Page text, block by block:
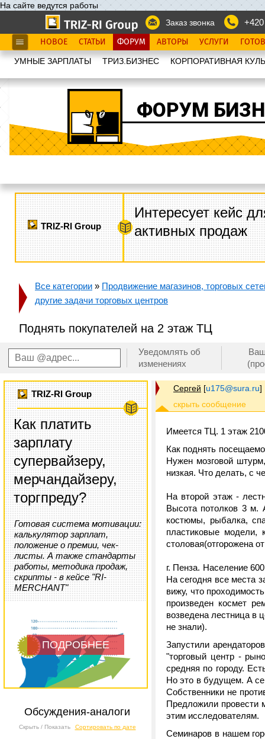
На сайте ведутся работы
Заказ звонка
НОВОЕ СТАТЬИ ФОРУМ АВТОРЫ УСЛУГИ
УМНЫЕ ЗАРПЛАТЫ ТРИЗ.БИЗНЕС КОРПОРАТИВНАЯ
ФОРУМ
TRIZ-RI Group
Интересует кейс
активных продаж
Все категории » Продвижение магазинов, торговых
другие задачи торговых центров
Поднять покупателей на 2 этаж ТЦ
Уведомлять об
изменениях
TRIZ-RI Group
Как платить
зарплату
супервайзеру,
мерчандайзеру,
торгпреду?
Готовая система мотивации:
калькулятор зарплат,
положение о премии, чек-
листы. А также стандарты
работы, методика продаж,
скрипты - в кейсе "RI-
MERCHANT"
ПОДРОБНЕЕ
Обсуждения-аналоги
Скрыть / Показать Сортировать по дате
Сергей [u175@sura.ru]
Имеется ТЦ. 1 этаж
Как поднять
Нужен мозговой
низкая. Что делать, с
На второй этаж -
Высота потолков 3 м.
костюмы, рыбалка,
пластиковые модели,
столовая(отгорожена
г. Пенза. Население
На сегодня все места
вижу, что
произведен космет
возведена лестница в
не знали).
Запустили
"торговый центр -
средняя по городу.
Но это в будущем. А
Собственники не
Предложили провести
этим исследователям.
Семинаров в нашем